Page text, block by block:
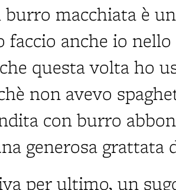
burro macchiata è
faccio anche io
questa volta ho
non avevo
con burro
generosa grattata
per ultimo, un